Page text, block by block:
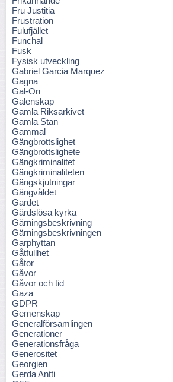
Fru Justitia
Frustration
Fulufjället
Funchal
Fusk
Fysisk utveckling
Gabriel Garcia Marquez
Gagna
Gal-On
Galenskap
Gamla Riksarkivet
Gamla Stan
Gammal
Gängbrottslighet
Gängbrottslighete
Gängkriminalitet
Gängkriminaliteten
Gängskjutningar
Gängvåldet
Gardet
Gärdslösa kyrka
Gärningsbeskrivning
Gärningsbeskrivningen
Garphyttan
Gåtfullhet
Gåtor
Gåvor
Gåvor och tid
Gaza
GDPR
Gemenskap
Generalförsamlingen
Generationer
Generationsfråga
Generositet
Georgien
Gerda Antti